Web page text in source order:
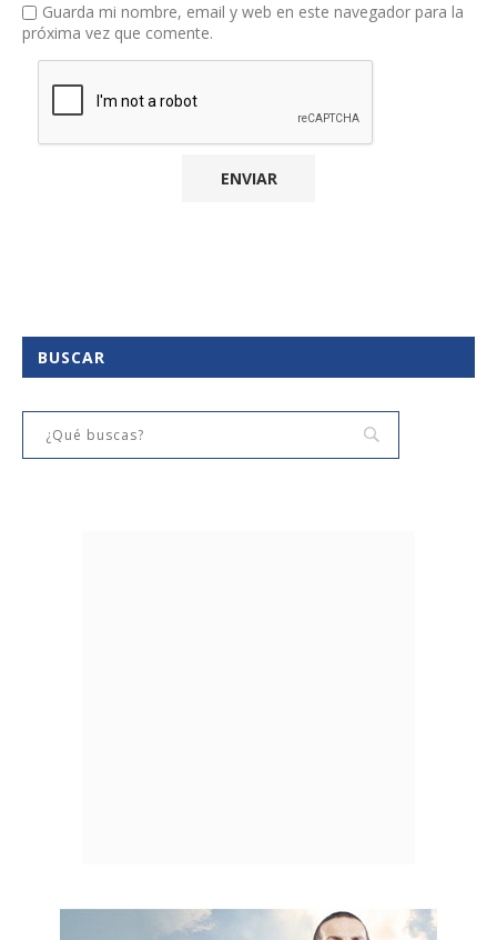
Guarda mi nombre, email y web en este navegador para la
próxima vez que comente.
BUSCAR